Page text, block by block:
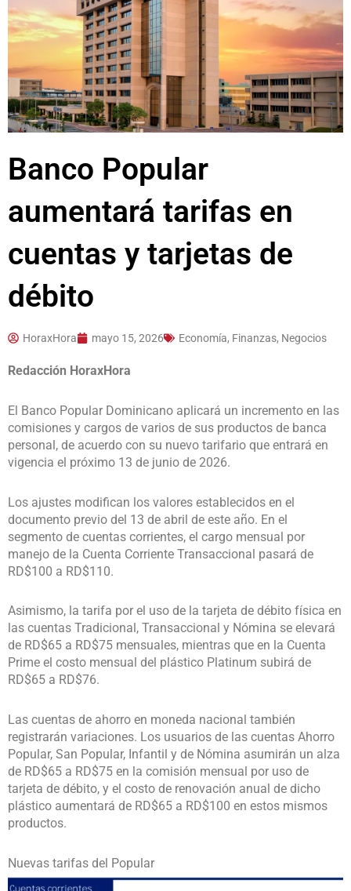
Banco Popular
aumentará tarifas en
cuentas y tarjetas de
débito
HoraxHora mayo 15, 2026 Economía, Finanzas, Negocios
Redacción HoraxHora
El Banco Popular Dominicano aplicará un incremento en las
comisiones y cargos de varios de sus productos de banca
personal, de acuerdo con su nuevo tarifario que entrará en
vigencia el próximo 13 de junio de 2026.
Los ajustes modifican los valores establecidos en el
documento previo del 13 de abril de este año. En el
segmento de cuentas corrientes, el cargo mensual por
manejo de la Cuenta Corriente Transaccional pasará de
RD$100 a RD$110.
Asimismo, la tarifa por el uso de la tarjeta de débito física en
las cuentas Tradicional, Transaccional y Nómina se elevará
de RD$65 a RD$75 mensuales, mientras que en la Cuenta
Prime el costo mensual del plástico Platinum subirá de
RD$65 a RD$76.
Las cuentas de ahorro en moneda nacional también
registrarán variaciones. Los usuarios de las cuentas Ahorro
Popular, San Popular, Infantil y de Nómina asumirán un alza
de RD$65 a RD$75 en la comisión mensual por uso de
tarjeta de débito, y el costo de renovación anual de dicho
plástico aumentará de RD$65 a RD$100 en estos mismos
productos.
Nuevas tarifas del Popular